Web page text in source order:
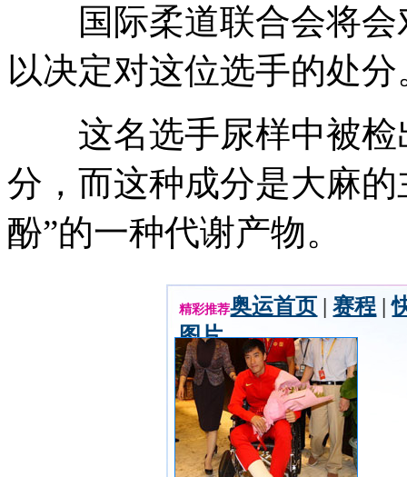
国际柔道联合会将会
以决定对这位选手的处分
这名选手尿样中被检
分，而这种成分是大麻
酚”的一种代谢产物。
精彩推荐奥运首页 |赛程 |
图片